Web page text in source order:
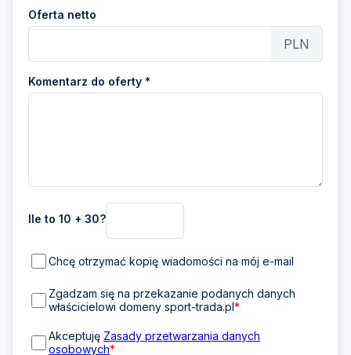
Oferta netto
PLN
Komentarz do oferty *
Ile to 10 + 30?
Chcę otrzymać kopię wiadomości na mój e-mail
Zgadzam się na przekazanie podanych danych
właścicielowi domeny sport-trada.pl*
Akceptuję Zasady przetwarzania danych
osobowych*